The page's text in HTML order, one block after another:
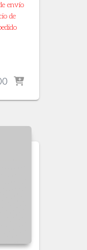
envío
de
Price
$ 25.500
$ 133.200